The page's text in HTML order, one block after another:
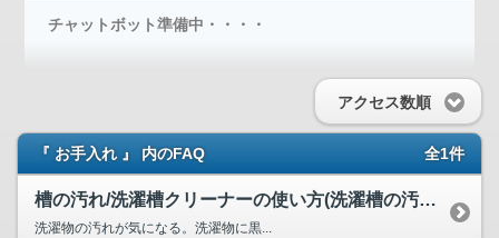
チャットボット準備中・・・・
アクセス数順
『 お手入れ 』 内のFAQ 全1件
槽の汚れ/洗濯槽クリーナーの使い方(洗濯槽の汚れが気になる...
洗濯物の汚れが気になる。洗濯物に黒...